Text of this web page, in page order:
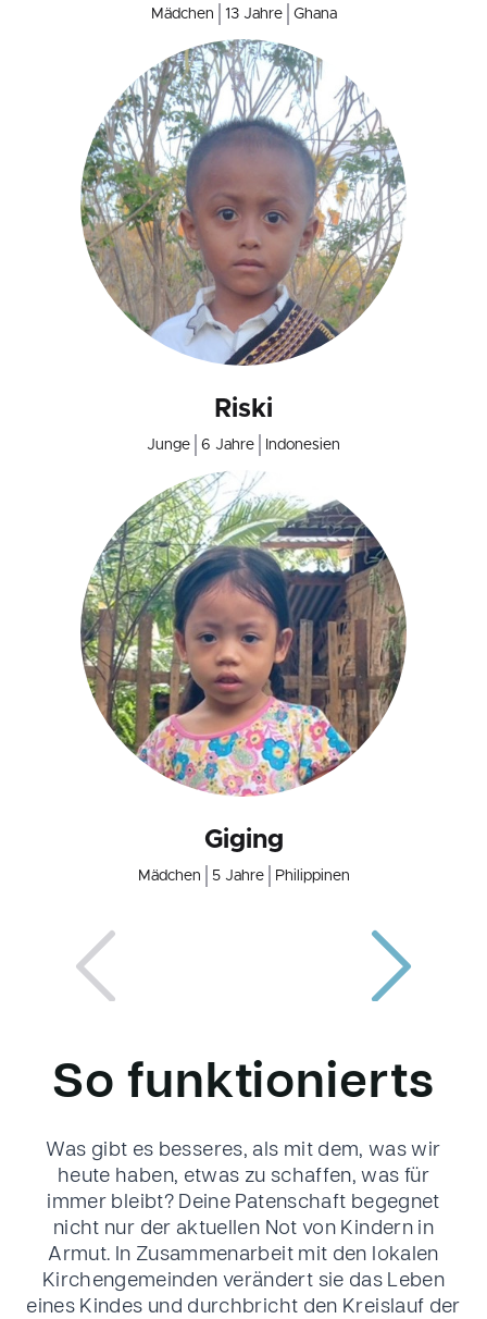
So funktionierts
Was gibt es besseres, als mit dem, was wir
heute haben, etwas zu schaffen, was für
immer bleibt? Deine Patenschaft begegnet
nicht nur der aktuellen Not von Kindern in
Armut. In Zusammenarbeit mit den lokalen
Kirchengemeinden verändert sie das Leben
eines Kindes und durchbricht den Kreislauf der